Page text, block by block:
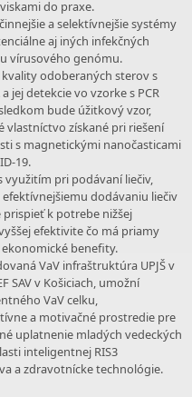
do praxe.
a selektívnejšie systémy
aj iných infekčných
vírusového genómu.
odoberaných sterov s
jej detekcie vo vzorke s PCR
bude úžitkový vzor,
vlastníctvo získané pri riešení
s magnetickými nanočasticami
19.
využitím pri podávaní liečiv,
dodávaniu liečiv
k potrebe nižšej
efektivite čo má priamy
benefity.
VaV infraštruktúra UPJŠ v
SAV v Košiciach, umožní
VaV celku,
a motivačné prostredie pre
uplatnenie mladých vedeckých
inteligentnej RIS3
a zdravotnícke technológie.